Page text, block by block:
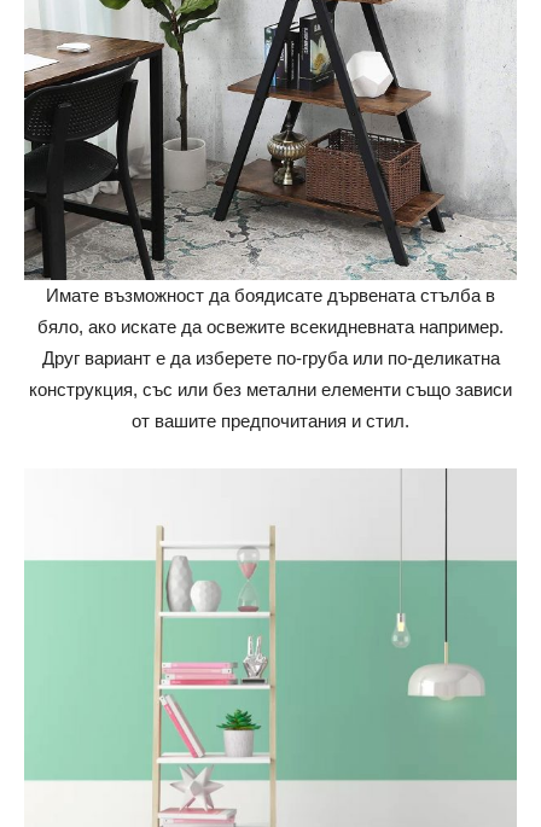
Имате възможност да боядисате дървената стълба в
бяло, ако искате да освежите всекидневната например.
Друг вариант е да изберете по-груба или по-деликатна
конструкция, със или без метални елементи също зависи
от вашите предпочитания и стил.